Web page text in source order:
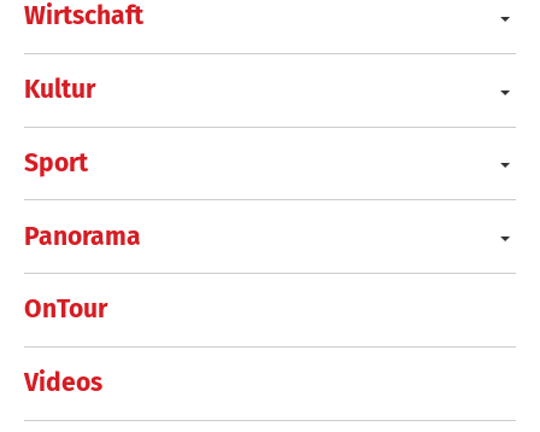
Wirtschaft
Kultur
Sport
Panorama
OnTour
Videos